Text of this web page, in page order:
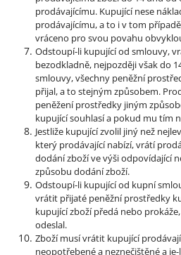
prodávajícímu. Kupující nese
prodávajícímu, a to i v tom
vráceno pro svou povahu
Odstoupí-li kupující od smlouvy,
bezodkladně, nejpozději však do
smlouvy, všechny peněžní
přijal, a to stejným způsobem.
peněžení prostředky jiným
kupující souhlasí a pokud mu tím
Jestliže kupující zvolil jiný než
který prodávající nabízí, vrátí
dodání zboží ve výši odpovídající
způsobu dodání zboží.
Odstoupí-li kupující od kupní
vrátit přijaté peněžní prostředky
kupující zboží předá nebo
odeslal.
Zboží musí vrátit kupující
neopotřebené a neznečištěné a